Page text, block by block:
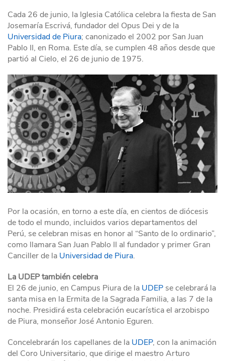
Cada 26 de junio, la Iglesia Católica celebra la fiesta de San
Josemaría Escrivá, fundador del Opus Dei y de la
Universidad de Piura; canonizado el 2002 por San Juan
Pablo II, en Roma. Este día, se cumplen 48 años desde que
partió al Cielo, el 26 de junio de 1975.
Por la ocasión, en torno a este día, en cientos de diócesis
de todo el mundo, incluidos varios departamentos del
Perú, se celebran misas en honor al “Santo de lo ordinario”,
como llamara San Juan Pablo II al fundador y primer Gran
Canciller de la Universidad de Piura.
La UDEP también celebra
El 26 de junio, en Campus Piura de la UDEP se celebrará la
santa misa en la Ermita de la Sagrada Familia, a las 7 de la
noche. Presidirá esta celebración eucarística el arzobispo
de Piura, monseñor José Antonio Eguren.
Concelebrarán los capellanes de la UDEP, con la animación
del Coro Universitario, que dirige el maestro Arturo